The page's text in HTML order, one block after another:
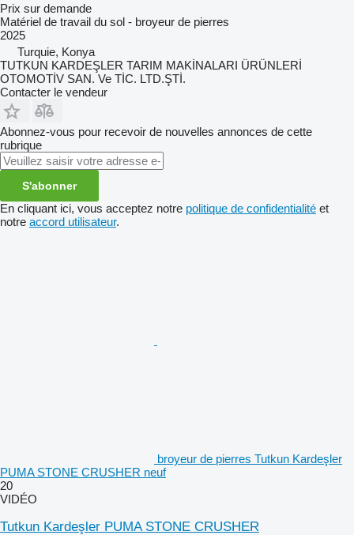
Prix sur demande
Matériel de travail du sol - broyeur de pierres
2025
Turquie, Konya
TUTKUN KARDEŞLER TARIM MAKİNALARI ÜRÜNLERİ
OTOMOTİV SAN. Ve TİC. LTD.ŞTİ.
Contacter le vendeur
Abonnez-vous pour recevoir de nouvelles annonces de cette
rubrique
S'abonner
En cliquant ici, vous acceptez notre politique de confidentialité et
notre accord utilisateur.
broyeur de pierres Tutkun Kardeşler
PUMA STONE CRUSHER neuf
20
VIDÉO
Tutkun Kardeşler PUMA STONE CRUSHER